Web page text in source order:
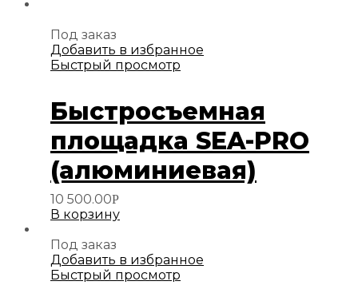
Под заказ
Добавить в избранное
Быстрый просмотр
Быстросъемная
площадка SEA-PRO
(алюминиевая)
10 500.00Р
В корзину
Под заказ
Добавить в избранное
Быстрый просмотр